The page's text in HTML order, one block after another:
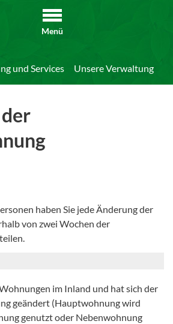
Menü
und Services Unsere Verwaltung
haben Sie jede Änderung der
von zwei Wochen der
im Inland und hat sich der
geändert (Hauptwohnung wird
genutzt oder Nebenwohnung